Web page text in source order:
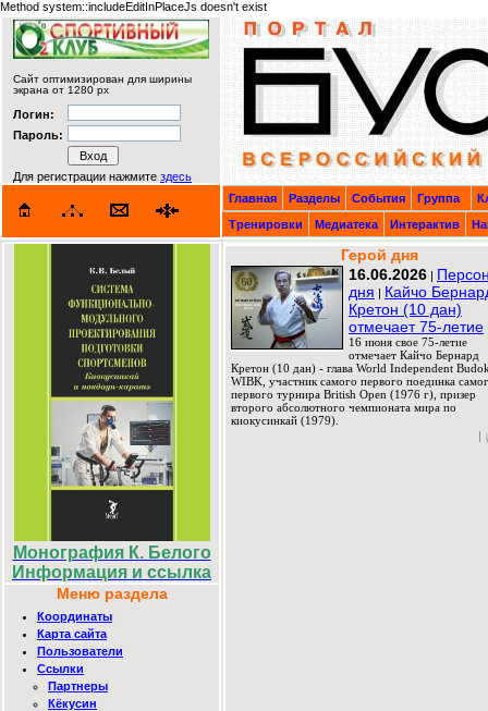
Method system::includeEditInPlaceJs doesn't exist
Сайт оптимизирован для ширины
экрана от 1280 px
Логин:
Пароль:
Для регистрации нажмите здесь
Главная
Разделы События Группа
Тренировки
Медиатека Интерактив
Монография К. Белого
Информация и ссылка
Меню раздела
Координаты
Карта сайта
Пользователи
Ссылки
Партнеры
Кёкусин
Герой дня
16.06.2026 |
дня | Кайчо
Кретон (10 дан)
отмечает 75-летие
16 июня свое 75-летие
отмечает Кайчо Бернард
Кретон (10 дан) - глава World Independent
WIBK, участник самого первого поединка
первого турнира British Open (1976 г), призер
второго абсолютного чемпионата мира по
киокусинкай (1979).
|